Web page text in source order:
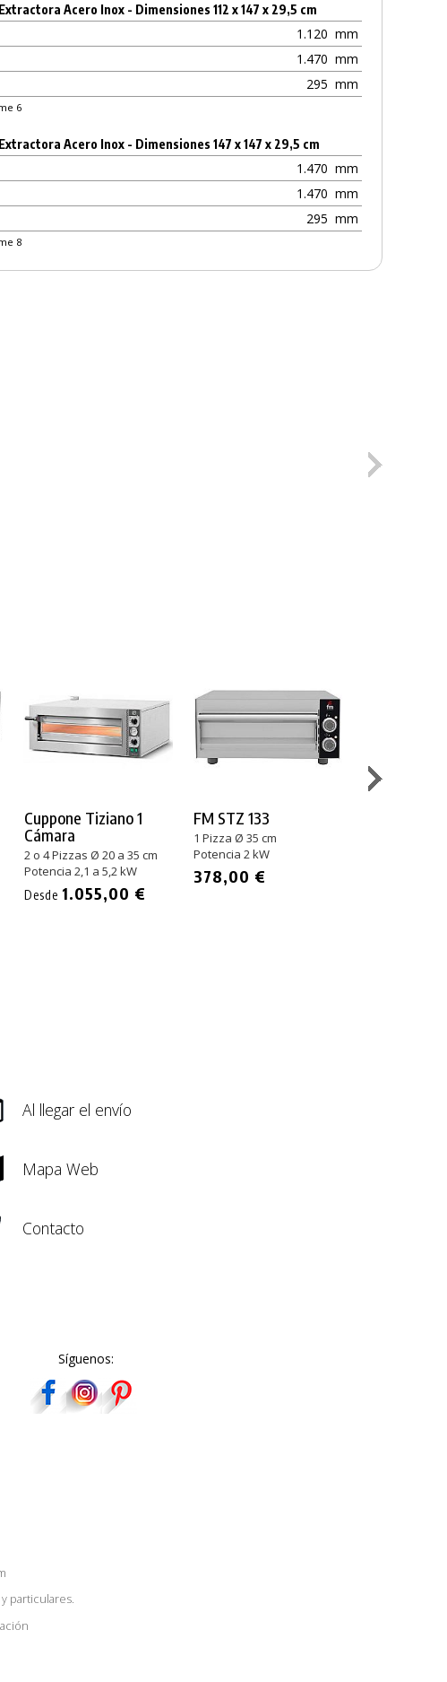
Acero Inox - Dimensiones 112 x 147 x 29,5 cm
1.120 mm
1.470 mm
295 mm
6
Acero Inox - Dimensiones 147 x 147 x 29,5 cm
1.470 mm
1.470 mm
295 mm
8
Cuppone Tiziano 1
Cámara
2 o 4 Pizzas Ø 20 a 35 cm
Potencia 2,1 a 5,2 kW
Desde 1.055,00 €
FM STZ 133
1 Pizza Ø 35 cm
Potencia 2 kW
378,00 €
Al llegar el envío
Mapa Web
Contacto
Síguenos:
particulares.